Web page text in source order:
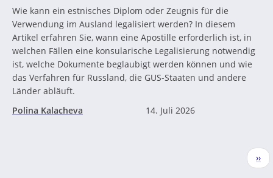
Wie kann ein estnisches Diplom oder Zeugnis für die
Verwendung im Ausland legalisiert werden? In diesem
Artikel erfahren Sie, wann eine Apostille erforderlich ist, in
welchen Fällen eine konsularische Legalisierung notwendig
ist, welche Dokumente beglaubigt werden können und wie
das Verfahren für Russland, die GUS-Staaten und andere
Länder abläuft.
Polina Kalacheva
14. Juli 2026
››